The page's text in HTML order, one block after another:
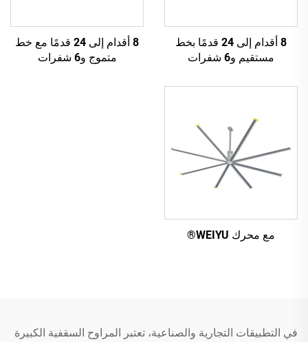
8 أقدام إلى 24 قدمًا بخط
مستقيم و6 شفرات
8 أقدام إلى 24 قدمًا مع خط
متموج و6 شفرات
مع محرك WEIYU®
في التطبيقات التجارية والصناعية، تعتبر المراوح السقفية الكبيرة